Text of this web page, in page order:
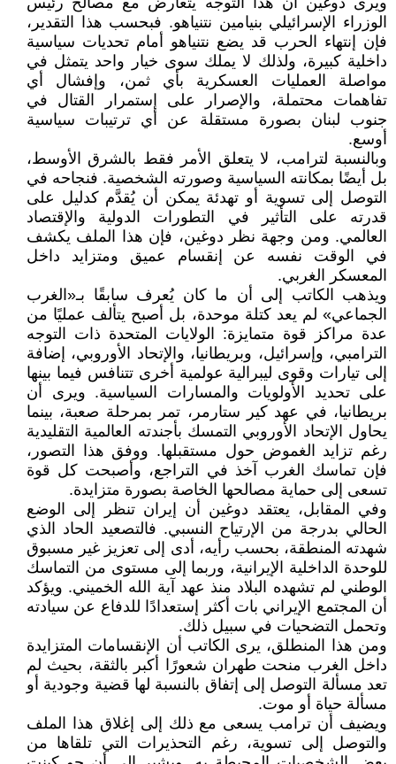
الوزراء الإسرائيلي بنيامين نتنياهو. فبحسب هذا التقدير،
فإن إنتهاء الحرب قد يضع نتنياهو أمام تحديات سياسية
داخلية كبيرة، ولذلك لا يملك سوى خيار واحد يتمثل في
مواصلة العمليات العسكرية بأي ثمن، وإفشال أي
تفاهمات محتملة، والإصرار على إستمرار القتال في
جنوب لبنان بصورة مستقلة عن أي ترتيبات سياسية
أوسع.
وبالنسبة لترامب، لا يتعلق الأمر فقط بالشرق الأوسط،
بل أيضًا بمكانته السياسية وصورته الشخصية. فنجاحه في
التوصل إلى تسوية أو تهدئة يمكن أن يُقدَّم كدليل على
قدرته على التأثير في التطورات الدولية والإقتصاد
العالمي. ومن وجهة نظر دوغين، فإن هذا الملف يكشف
في الوقت نفسه عن إنقسام عميق ومتزايد داخل
المعسكر الغربي.
ويذهب الكاتب إلى أن ما كان يُعرف سابقًا بـ«الغرب
الجماعي» لم يعد كتلة موحدة، بل أصبح يتألف عمليًا من
عدة مراكز قوة متمايزة: الولايات المتحدة ذات التوجه
الترامبي، وإسرائيل، وبريطانيا، والإتحاد الأوروبي، إضافة
إلى تيارات وقوى ليبرالية عولمية أخرى تتنافس فيما بينها
على تحديد الأولويات والمسارات السياسية. ويرى أن
بريطانيا، في عهد كير ستارمر، تمر بمرحلة صعبة، بينما
يحاول الإتحاد الأوروبي التمسك بأجندته العالمية التقليدية
رغم تزايد الغموض حول مستقبلها. ووفق هذا التصور،
فإن تماسك الغرب آخذ في التراجع، وأصبحت كل قوة
تسعى إلى حماية مصالحها الخاصة بصورة متزايدة.
وفي المقابل، يعتقد دوغين أن إيران تنظر إلى الوضع
الحالي بدرجة من الإرتياح النسبي. فالتصعيد الحاد الذي
شهدته المنطقة، بحسب رأيه، أدى إلى تعزيز غير مسبوق
للوحدة الداخلية الإيرانية، وربما إلى مستوى من التماسك
الوطني لم تشهده البلاد منذ عهد آية الله الخميني. ويؤكد
أن المجتمع الإيراني بات أكثر إستعدادًا للدفاع عن سيادته
وتحمل التضحيات في سبيل ذلك.
ومن هذا المنطلق، يرى الكاتب أن الإنقسامات المتزايدة
داخل الغرب منحت طهران شعورًا أكبر بالثقة، بحيث لم
تعد مسألة التوصل إلى إتفاق بالنسبة لها قضية وجودية أو
مسألة حياة أو موت.
ويضيف أن ترامب يسعى مع ذلك إلى إغلاق هذا الملف
والتوصل إلى تسوية، رغم التحذيرات التي تلقاها من